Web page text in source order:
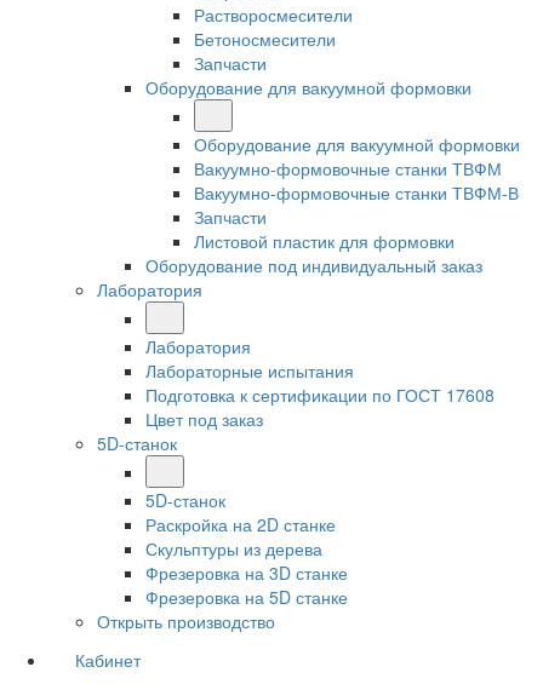
Растворосмесители
Бетоносмесители
Запчасти
Оборудование для вакуумной формовки
Оборудование для вакуумной формовки
Вакуумно-формовочные станки ТВФМ
Вакуумно-формовочные станки ТВФМ-В
Запчасти
Листовой пластик для формовки
Оборудование под индивидуальный заказ
Лаборатория
Лаборатория
Лабораторные испытания
Подготовка к сертификации по ГОСТ 17608
Цвет под заказ
5D-станок
5D-станок
Раскройка на 2D станке
Скульптуры из дерева
Фрезеровка на 3D станке
Фрезеровка на 5D станке
Открыть производство
Кабинет